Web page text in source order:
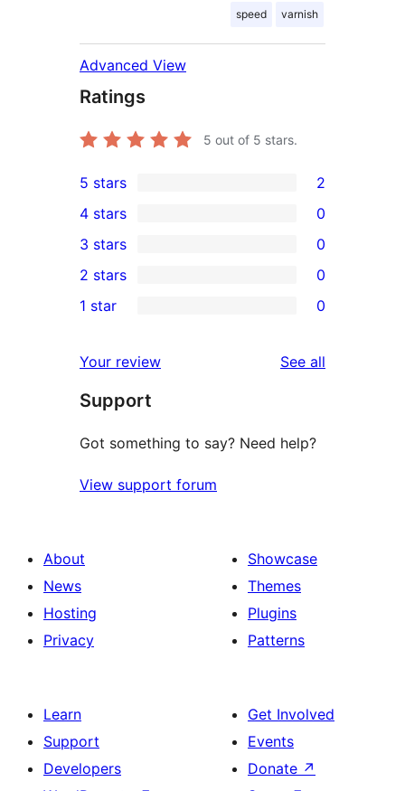
speed varnish
Advanced View
Ratings
5 out of 5 stars.
2
5-
star
reviews
5 stars 2
4-
star
reviews
4 stars 0
0
3-
star
3 stars 0
2-
reviews
2 stars 0
star
reviews
1 star 0
Your review See all
Support
Got something to say? Need help?
View support forum
About
News
Hosting
Privacy
Showcase
Themes
Plugins
Patterns
Learn
Support
Developers
Get Involved
Events
Donate ↗